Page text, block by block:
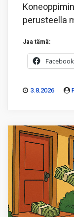
perusteella
Jaa tämä:
Facebook
3.8.2026